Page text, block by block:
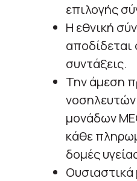
επιλογής
Η εθνική
αποδίδεται
συντάξεις.
Την άμεση
νοσηλευτών
μονάδων
κάθε
δομές
Ουσιαστικά